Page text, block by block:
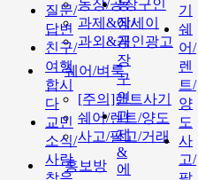
농장/공장구인
과제&에세이
과외&개인광고
쉐어/벼룩
[주의]랜트사기
쉐어/렌트/양도
사고/팔고/거래
홍보방
질문/
답변
친구/
여행
합시
다
교민
소식/
사람
농
장/
공
장
구
인
과
제
&
에
기
쉐
어/
렌
트/
양
도
사
고/